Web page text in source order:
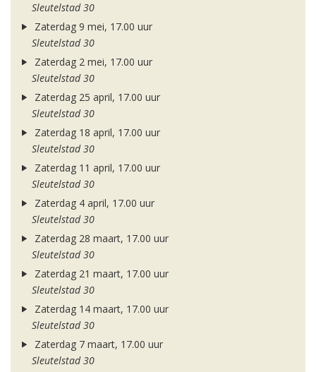
Sleutelstad 30
Zaterdag 9 mei, 17.00 uur
Sleutelstad 30
Zaterdag 2 mei, 17.00 uur
Sleutelstad 30
Zaterdag 25 april, 17.00 uur
Sleutelstad 30
Zaterdag 18 april, 17.00 uur
Sleutelstad 30
Zaterdag 11 april, 17.00 uur
Sleutelstad 30
Zaterdag 4 april, 17.00 uur
Sleutelstad 30
Zaterdag 28 maart, 17.00 uur
Sleutelstad 30
Zaterdag 21 maart, 17.00 uur
Sleutelstad 30
Zaterdag 14 maart, 17.00 uur
Sleutelstad 30
Zaterdag 7 maart, 17.00 uur
Sleutelstad 30